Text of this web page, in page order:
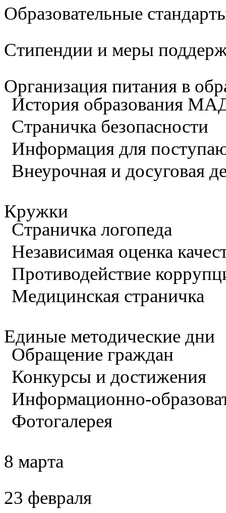
Образовательные
Стипендии и меры
Организация питания в
История образования
Страничка безопасности
Информация для
Внеурочная и досуговая
Кружки
Страничка логопеда
Независимая оценка
Противодействие
Медицинская страничка
Единые методические дни
Обращение граждан
Конкурсы и достижения
Информационно-
Фотогалерея
8 марта
23 февраля